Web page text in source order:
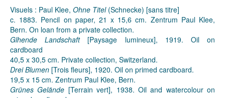
Visuels : Paul Klee, Ohne Titel(Schnecke) [sans titre]
c. 1883. Pencil on paper, 21 x 15,6 cm. Zentrum Paul Klee,
Bern. On loan from a private collection.
Glhende Landschaft[Paysage lumineux], 1919. Oil on
cardboard
40,5 x 30,5 cm. Private collection, Switzerland.
Drei Blumen [Trois fleurs], 1920. Oil on primed cardboard.
19,5 x 15 cm. Zentrum Paul Klee, Bern.
Grünes Gelände [Terrain vert], 1938. Oil and watercolour on